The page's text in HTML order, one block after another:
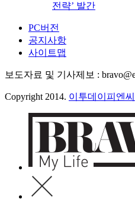
전략’ 발간
PC버전
공지사항
사이트맵
보도자료 및 기사제보 :
Copyright 2014. 이투데이피엔씨